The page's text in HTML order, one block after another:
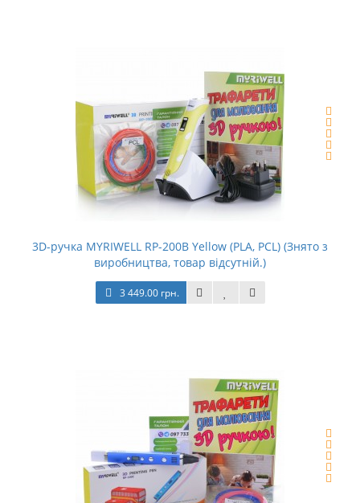
3D-ручка MYRIWELL RP-200B Yellow (PLA, PCL) (Знято з
виробництва, товар відсутній.)
3 449.00 грн.